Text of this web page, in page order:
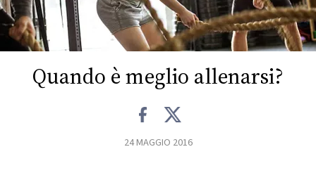
FOTO
CONCORSI
Quando è meglio allenarsi?
24 MAGGIO 2016